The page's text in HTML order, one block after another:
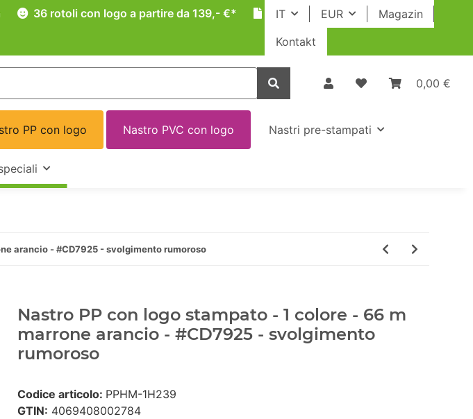
IT EUR
Magazin
Kontakt
36 rotoli con logo a partire da 139,- €*
0,00 €
PP con logo Nastro PVC con logo Nastri pre-stampati
arancio - #CD7925 - svolgimento rumoroso
Nastro PP con logo stampato - 1 colore - 66 m
marrone arancio - #CD7925 - svolgimento
rumoroso
Codice articolo: PPHM-1H239
GTIN: 4069408002784